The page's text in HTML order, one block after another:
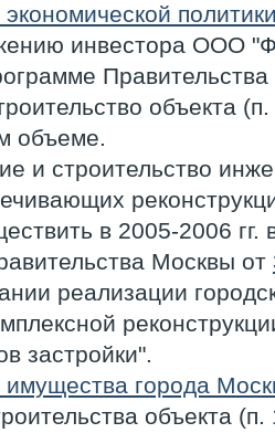
инвестора ООО
объекта
объеме.
и строительство
в 2005-2006 гг.
Москвы от
реализации
застройки".
имущества города
объекта